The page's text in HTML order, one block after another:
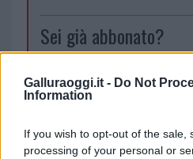
Galluraoggi.it - Do Not
Information
If you wish to opt-out of the sale,
processing of your personal or
Sei già abbonato?
Puoi effettuare
sezione
dal